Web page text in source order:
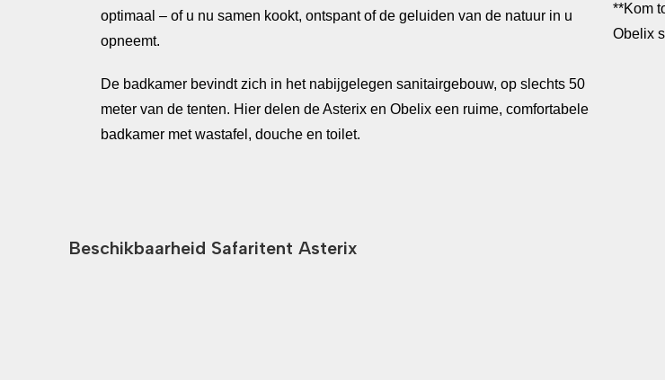
optimaal – of u nu samen kookt, ontspant of de geluiden van de natuur in u
opneemt.
De badkamer bevindt zich in het nabijgelegen sanitairgebouw, op slechts 50
meter van de tenten. Hier delen de Asterix en Obelix een ruime, comfortabele
badkamer met wastafel, douche en toilet.
**Kom
Obelix
Beschikbaarheid Safaritent Asterix